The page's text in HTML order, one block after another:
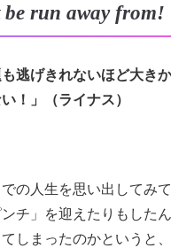
be run away from!
逃げきれないほど大き
！」（ライナス）
の人生を思い出してみ
チ」を迎えたりもした
しまったのかというと